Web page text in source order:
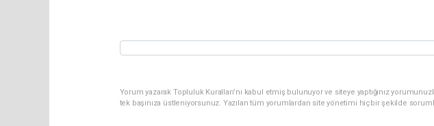
Yorum yazarak Topluluk Kuralları’nı kabul etmiş bulunuyor ve siteye yaptığınız
tek başınıza üstleniyorsunuz. Yazılan tüm yorumlardan site yönetimi hiçbir şekilde